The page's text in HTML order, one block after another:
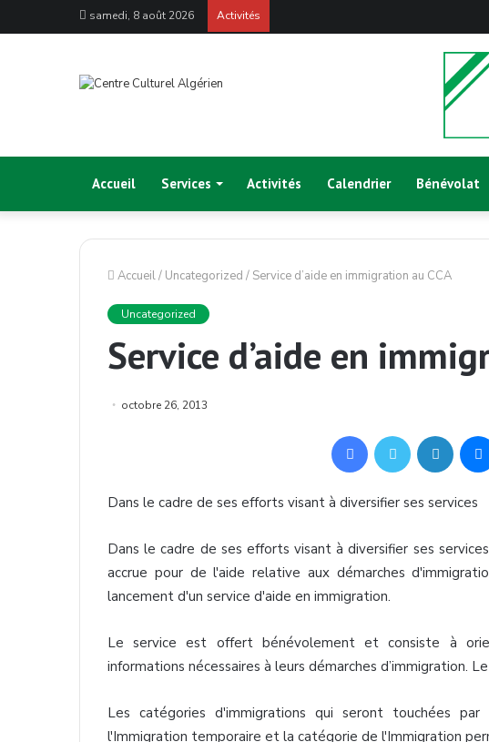
samedi, 8 août 2026 Activités
Accueil Services Activités Calendrier Bénévolat
Accueil/ Uncategorized / Service d’aide en immigration au CCA
Uncategorized
Service d’aide en
octobre 26, 2013
Dans le cadre de ses efforts visant à diversifier ses services
Dans le cadre de ses effortsvisant à diversifier ses services
accrue pour del'aide relative aux démarches
lancement d'un service d'aide en immigration.
Le serviceest offert bénévolementetconsiste à
informations nécessaires à leurs démarches d’immigration.
Les catégories d'immigrations qui seront touchées par
l'Immigration temporaire et la catégorie de l'Immigration